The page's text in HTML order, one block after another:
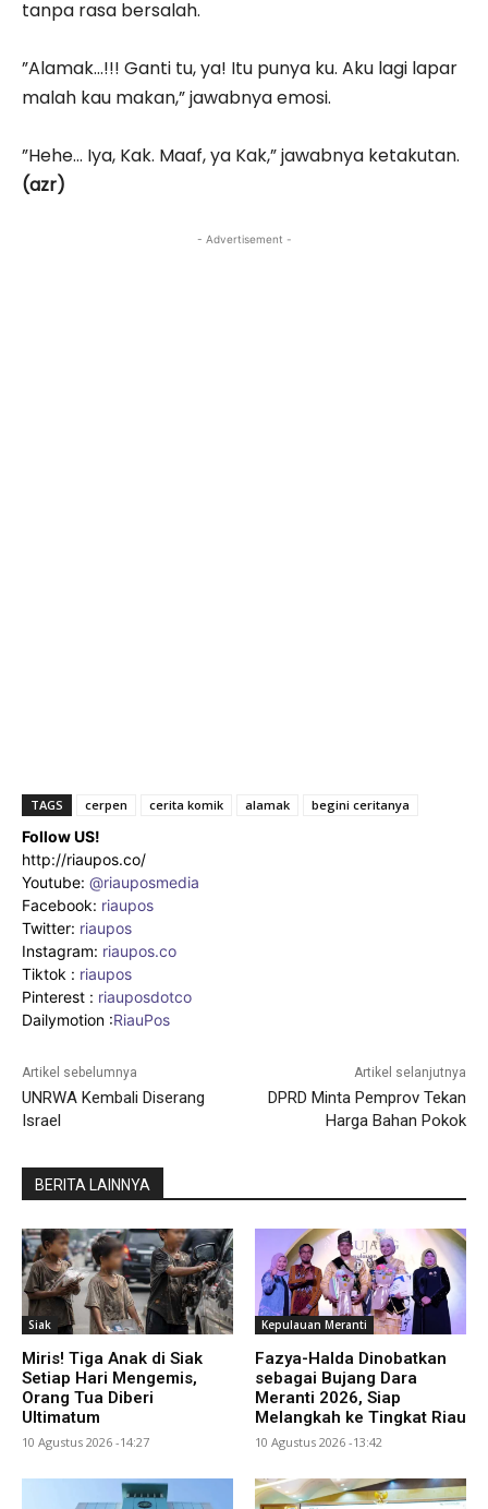
tanpa rasa bersalah.
”Alamak…!!! Ganti tu, ya! Itu punya ku. Aku lagi lapar
malah kau makan,” jawabnya emosi.
”Hehe… Iya, Kak. Maaf, ya Kak,” jawabnya ketakutan.
(azr)
- Advertisement -
TAGS cerpen cerita komik alamak begini ceritanya
Follow US!
http://riaupos.co/
Youtube: @riauposmedia
Facebook: riaupos
Twitter: riaupos
Instagram: riaupos.co
Tiktok : riaupos
Pinterest : riauposdotco
Dailymotion :RiauPos
Artikel sebelumnya
UNRWA Kembali Diserang
Israel
Artikel selanjutnya
DPRD Minta Pemprov Tekan
Harga Bahan Pokok
BERITA LAINNYA
Siak
Miris! Tiga Anak di Siak
Setiap Hari Mengemis,
Orang Tua Diberi
Ultimatum
10 Agustus 2026 -14:27
Kepulauan Meranti
Fazya-Halda Dinobatkan
sebagai Bujang Dara
Meranti 2026, Siap
Melangkah ke Tingkat Riau
10 Agustus 2026 -13:42